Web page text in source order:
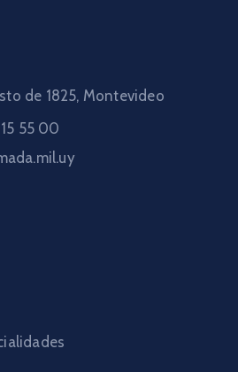
de 1825, Montevideo
55 00